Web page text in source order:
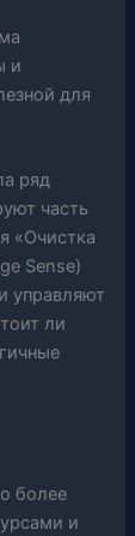
и
для
ряд
часть
«Очистка
Sense)
управляют
ли
более
и